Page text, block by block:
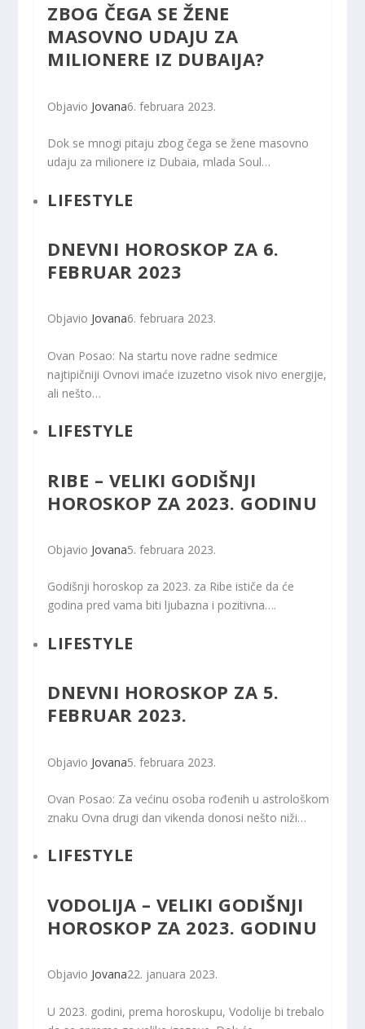
ZBOG ČEGA SE ŽENE
MASOVNO UDAJU ZA
MILIONERE IZ DUBAIJA?
Objavio Jovana6. februara 2023.
Dok se mnogi pitaju zbog čega se žene masovno
udaju za milionere iz Dubaia, mlada Soul…
LIFESTYLE
DNEVNI HOROSKOP ZA 6.
FEBRUAR 2023
Objavio Jovana6. februara 2023.
Ovan Posao: Na startu nove radne sedmice
najtipičniji Ovnovi imaće izuzetno visok nivo energije,
ali nešto…
LIFESTYLE
RIBE – VELIKI GODIŠNJI
HOROSKOP ZA 2023. GODINU
Objavio Jovana5. februara 2023.
Godišnji horoskop za 2023. za Ribe ističe da će
godina pred vama biti ljubazna i pozitivna….
LIFESTYLE
DNEVNI HOROSKOP ZA 5.
FEBRUAR 2023.
Objavio Jovana5. februara 2023.
Ovan Posao: Za većinu osoba rođenih u astrološkom
znaku Ovna drugi dan vikenda donosi nešto niži…
LIFESTYLE
VODOLIJA – VELIKI GODIŠNJI
HOROSKOP ZA 2023. GODINU
Objavio Jovana22. januara 2023.
U 2023. godini, prema horoskupu, Vodolije bi trebalo